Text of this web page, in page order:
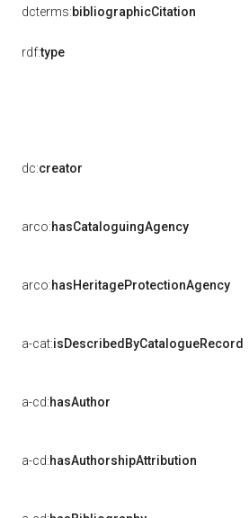
dcterms:bibliographicCitation
rdf:type
dc:creator
arco:hasCataloguingAgency
arco:hasHeritageProtectionAgency
a-cat:isDescribedByCatalogueRecord
a-cd:hasAuthor
a-cd:hasAuthorshipAttribution